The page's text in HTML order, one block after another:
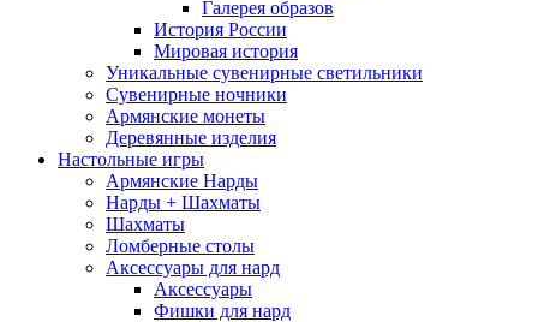
Галерея образов
История России
Мировая история
Уникальные сувенирные светильники
Сувенирные ночники
Армянские монеты
Деревянные изделия
Настольные игры
Армянские Нарды
Нарды + Шахматы
Шахматы
Ломберные столы
Аксессуары для нард
Аксессуары
Фишки для нард